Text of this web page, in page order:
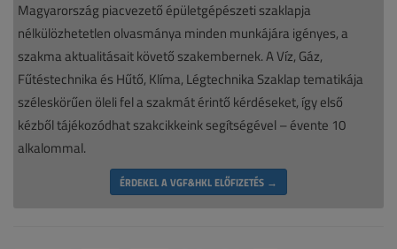
Magyarország piacvezető épületgépészeti szaklapja
nélkülözhetetlen olvasmánya minden munkájára igényes, a
szakma aktualitásait követő szakembernek. A Víz, Gáz,
Fűtéstechnika és Hűtő, Klíma, Légtechnika Szaklap tematikája
széleskörűen öleli fel a szakmát érintő kérdéseket, így első
kézből tájékozódhat szakcikkeink segítségével – évente 10
alkalommal.
ÉRDEKEL A VGF&HKL ELŐFIZETÉS →